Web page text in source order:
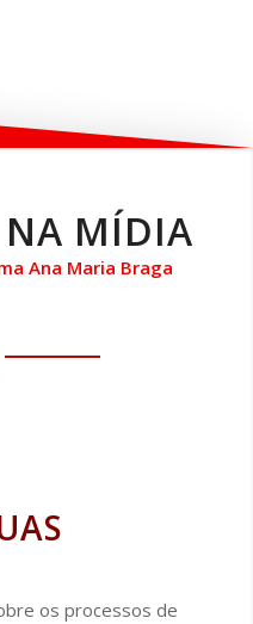
NA MÍDIA
Ana Maria Braga
os processos de